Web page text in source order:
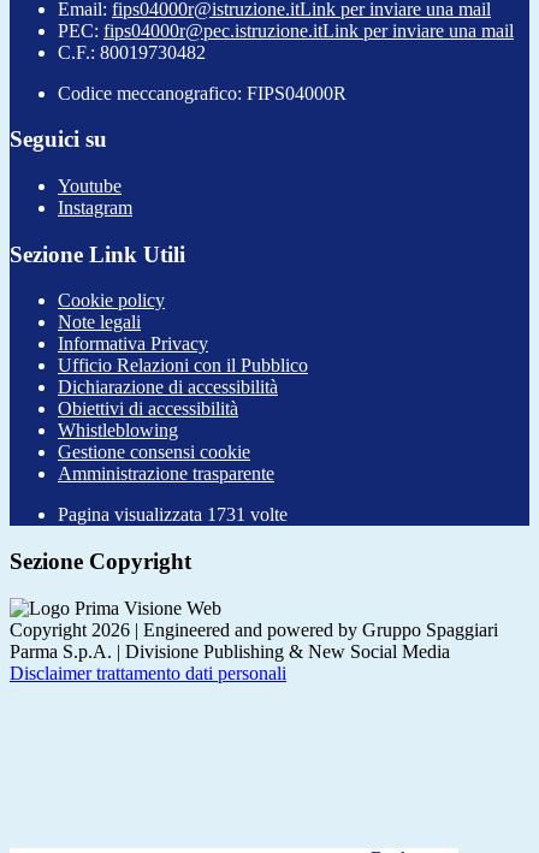
Email: fips04000r@istruzione.itLink per inviare una mail
PEC: fips04000r@pec.istruzione.itLink per inviare una mail
C.F.: 80019730482
Codice meccanografico: FIPS04000R
Seguici su
Youtube
Instagram
Sezione Link Utili
Cookie policy
Note legali
Informativa Privacy
Ufficio Relazioni con il Pubblico
Dichiarazione di accessibilità
Obiettivi di accessibilità
Whistleblowing
Gestione consensi cookie
Amministrazione trasparente
Pagina visualizzata 1731 volte
Sezione Copyright
Copyright 2026 | Engineered and powered by Gruppo Spaggiari
Parma S.p.A. | Divisione Publishing & New Social Media
Disclaimer trattamento dati personali